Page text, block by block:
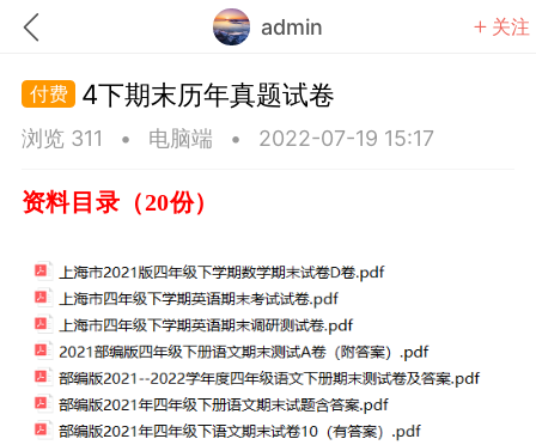
admin 关注
赚金币和题库券
加入上海学习交流群，资料免费领
上海高考 初中英语
4下期末历年真题试卷
浏览 311 • 电脑端 • 2022-07-19 15:17
资料目录（20份）